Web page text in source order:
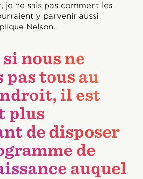
je ne sais pas comment les
y parvenir aussi
Nelson.
nous ne
pas tous au
il est
plus
de disposer
de
auquel